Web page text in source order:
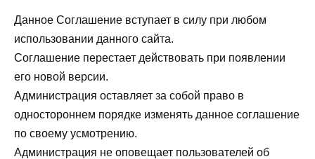
Данное Соглашение вступает в силу при любом
использовании данного сайта.
Соглашение перестает действовать при появлении
его новой версии.
Администрация оставляет за собой право в
одностороннем порядке изменять данное соглашение
по своему усмотрению.
Администрация не оповещает пользователей об